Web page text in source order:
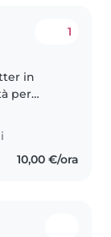
1
in
per
dalla
10,00 €/ora